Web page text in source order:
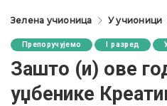
Зелена учионица У учионици
Препоручујемо I разред
Зашто (и) ове
уџбенике